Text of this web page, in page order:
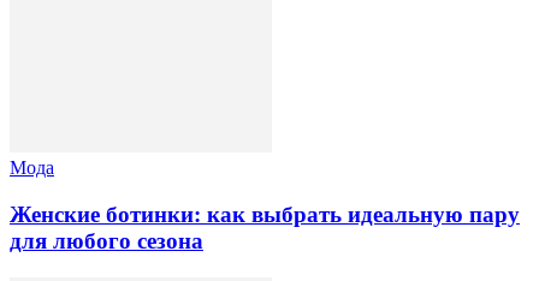
Мода
Женские ботинки: как выбрать идеальную пару
для любого сезона